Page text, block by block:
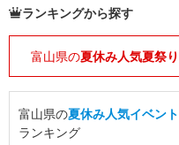
ランキングから探す
富山県の夏休み人気夏祭り
富山県の夏休み人気イベント
ランキング